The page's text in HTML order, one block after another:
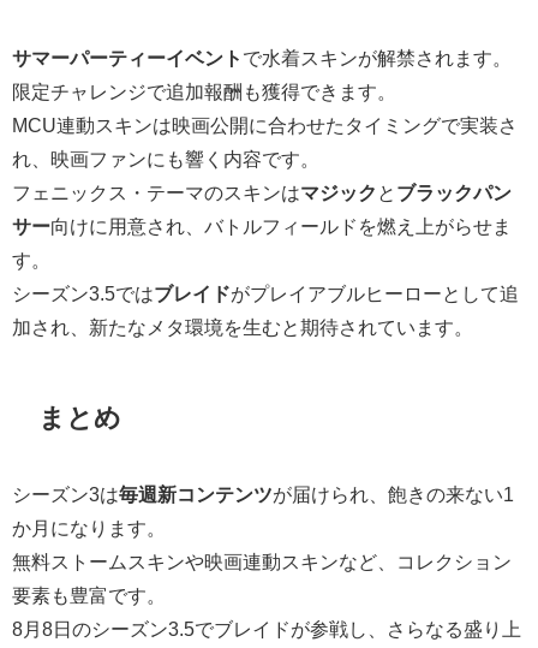
サマーパーティーイベント で水着スキンが解禁されます。
限定チャレンジで追加報酬も獲得できます。
MCU連動スキンは映画公開に合わせたタイミングで実装さ
れ、映画ファンにも響く内容です。
フェニックス・テーマのスキンはマジック と ブラックパン
サー向けに用意され、バトルフィールドを燃え上がらせま
す。
シーズン3.5ではブレイドがプレイアブルヒーローとして追
加され、新たなメタ環境を生むと期待されています。
まとめ
シーズン3は毎週新コンテンツが届けられ、飽きの来ない1
か月になります。
無料ストームスキンや映画連動スキンなど、コレクション
要素も豊富です。
8月8日のシーズン3.5でブレイドが参戦し、さらなる盛り上